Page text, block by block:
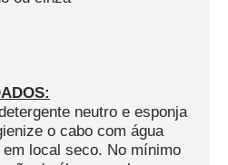
neutro e esponja
o cabo com água
local seco. No mínimo